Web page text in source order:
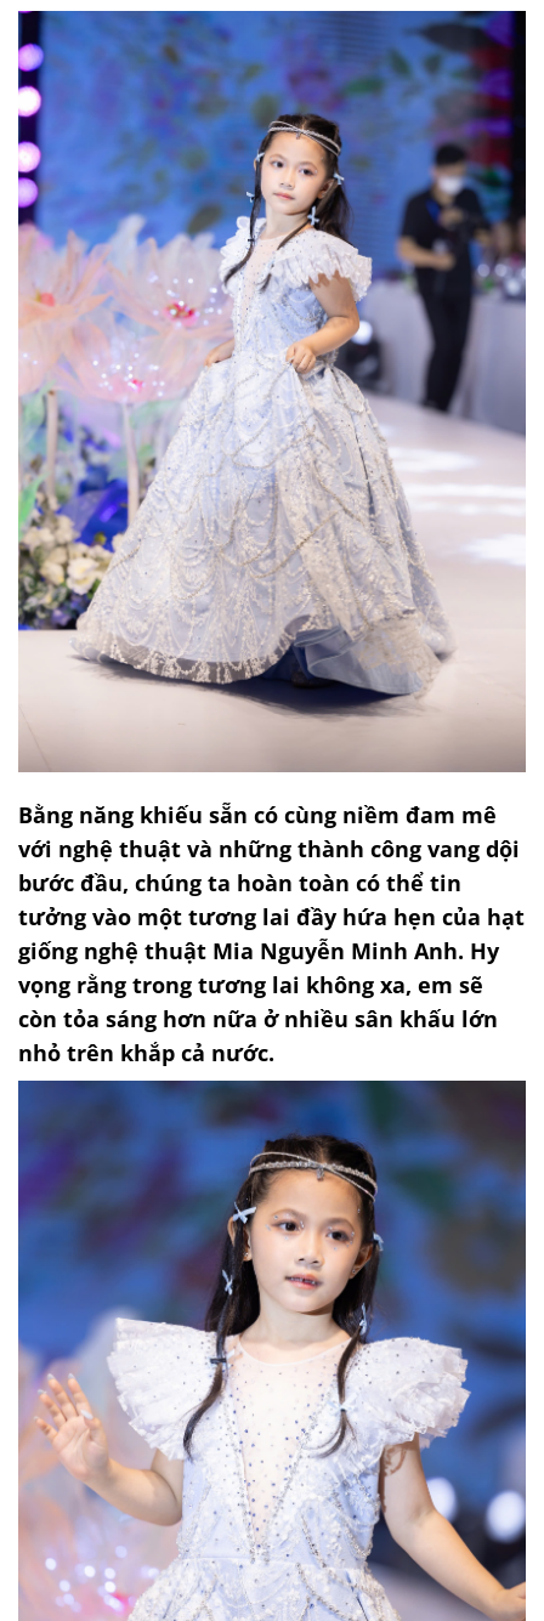
Bằng năng khiếu sẵn có cùng niềm đam mê
với nghệ thuật và những thành công vang dội
bước đầu, chúng ta hoàn toàn có thể tin
tưởng vào một tương lai đầy hứa hẹn của hạt
giống nghệ thuật Mia Nguyễn Minh Anh. Hy
vọng rằng trong tương lai không xa, em sẽ
còn tỏa sáng hơn nữa ở nhiều sân khấu lớn
nhỏ trên khắp cả nước.